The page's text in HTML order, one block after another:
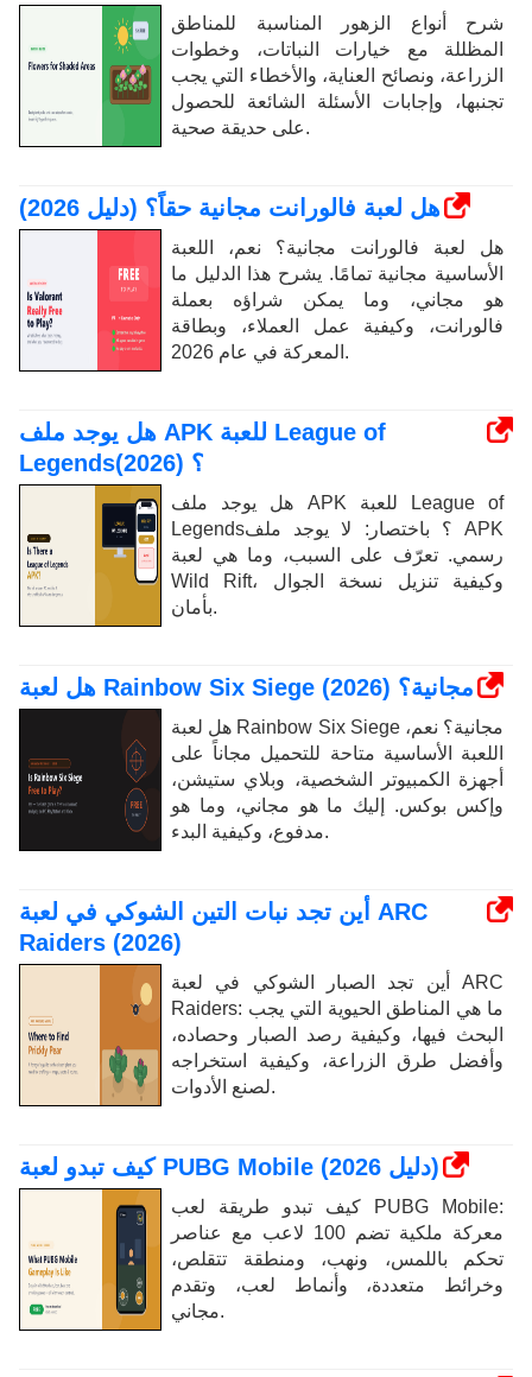
شرح أنواع الزهور المناسبة للمناطق
المظللة مع خيارات النباتات، وخطوات
الزراعة، ونصائح العناية، والأخطاء التي يجب
تجنبها، وإجابات الأسئلة الشائعة للحصول
على حديقة صحية.
هل لعبة فالورانت مجانية حقاً؟ (دليل 2026)
هل لعبة فالورانت مجانية؟ نعم، اللعبة
الأساسية مجانية تمامًا. يشرح هذا الدليل ما
هو مجاني، وما يمكن شراؤه بعملة
فالورانت، وكيفية عمل العملاء، وبطاقة
المعركة في عام 2026.
هل يوجد ملف APK للعبة League of
Legends؟ (2026)
هل يوجد ملف APK للعبة League of
Legends؟ باختصار: لا يوجد ملف APK
رسمي. تعرّف على السبب، وما هي لعبة
Wild Rift، وكيفية تنزيل نسخة الجوال
بأمان.
هل لعبة Rainbow Six Siege مجانية؟ (2026)
هل لعبة Rainbow Six Siege مجانية؟ نعم،
اللعبة الأساسية متاحة للتحميل مجاناً على
أجهزة الكمبيوتر الشخصية، وبلاي ستيشن،
وإكس بوكس. إليك ما هو مجاني، وما هو
مدفوع، وكيفية البدء.
أين تجد نبات التين الشوكي في لعبة ARC
Raiders (2026)
أين تجد الصبار الشوكي في لعبة ARC
Raiders: ما هي المناطق الحيوية التي يجب
البحث فيها، وكيفية رصد الصبار وحصاده،
وأفضل طرق الزراعة، وكيفية استخراجه
لصنع الأدوات.
كيف تبدو لعبة PUBG Mobile (دليل 2026)
كيف تبدو طريقة لعب PUBG Mobile:
معركة ملكية تضم 100 لاعب مع عناصر
تحكم باللمس، ونهب، ومنطقة تتقلص،
وخرائط متعددة، وأنماط لعب، وتقدم
مجاني.